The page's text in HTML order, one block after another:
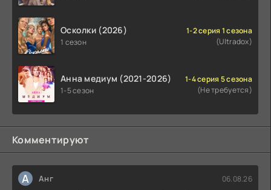
Осколки (2026)
1 сезон
1-2 серия 1 сезона
(Ultradox)
Анна медиум (2021-2026)
1-5 сезон
1-4 серия 5 сезона
(Не требуется)
Комментируют
А Анг 06.08.26